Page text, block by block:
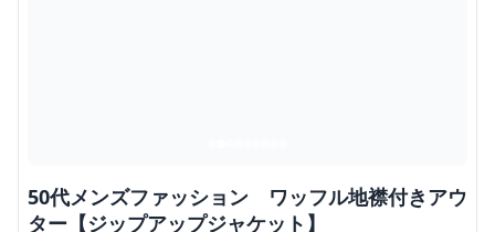
50代メンズファッション ワッフル地襟付きアウ
ター【ジップアップジャケット】